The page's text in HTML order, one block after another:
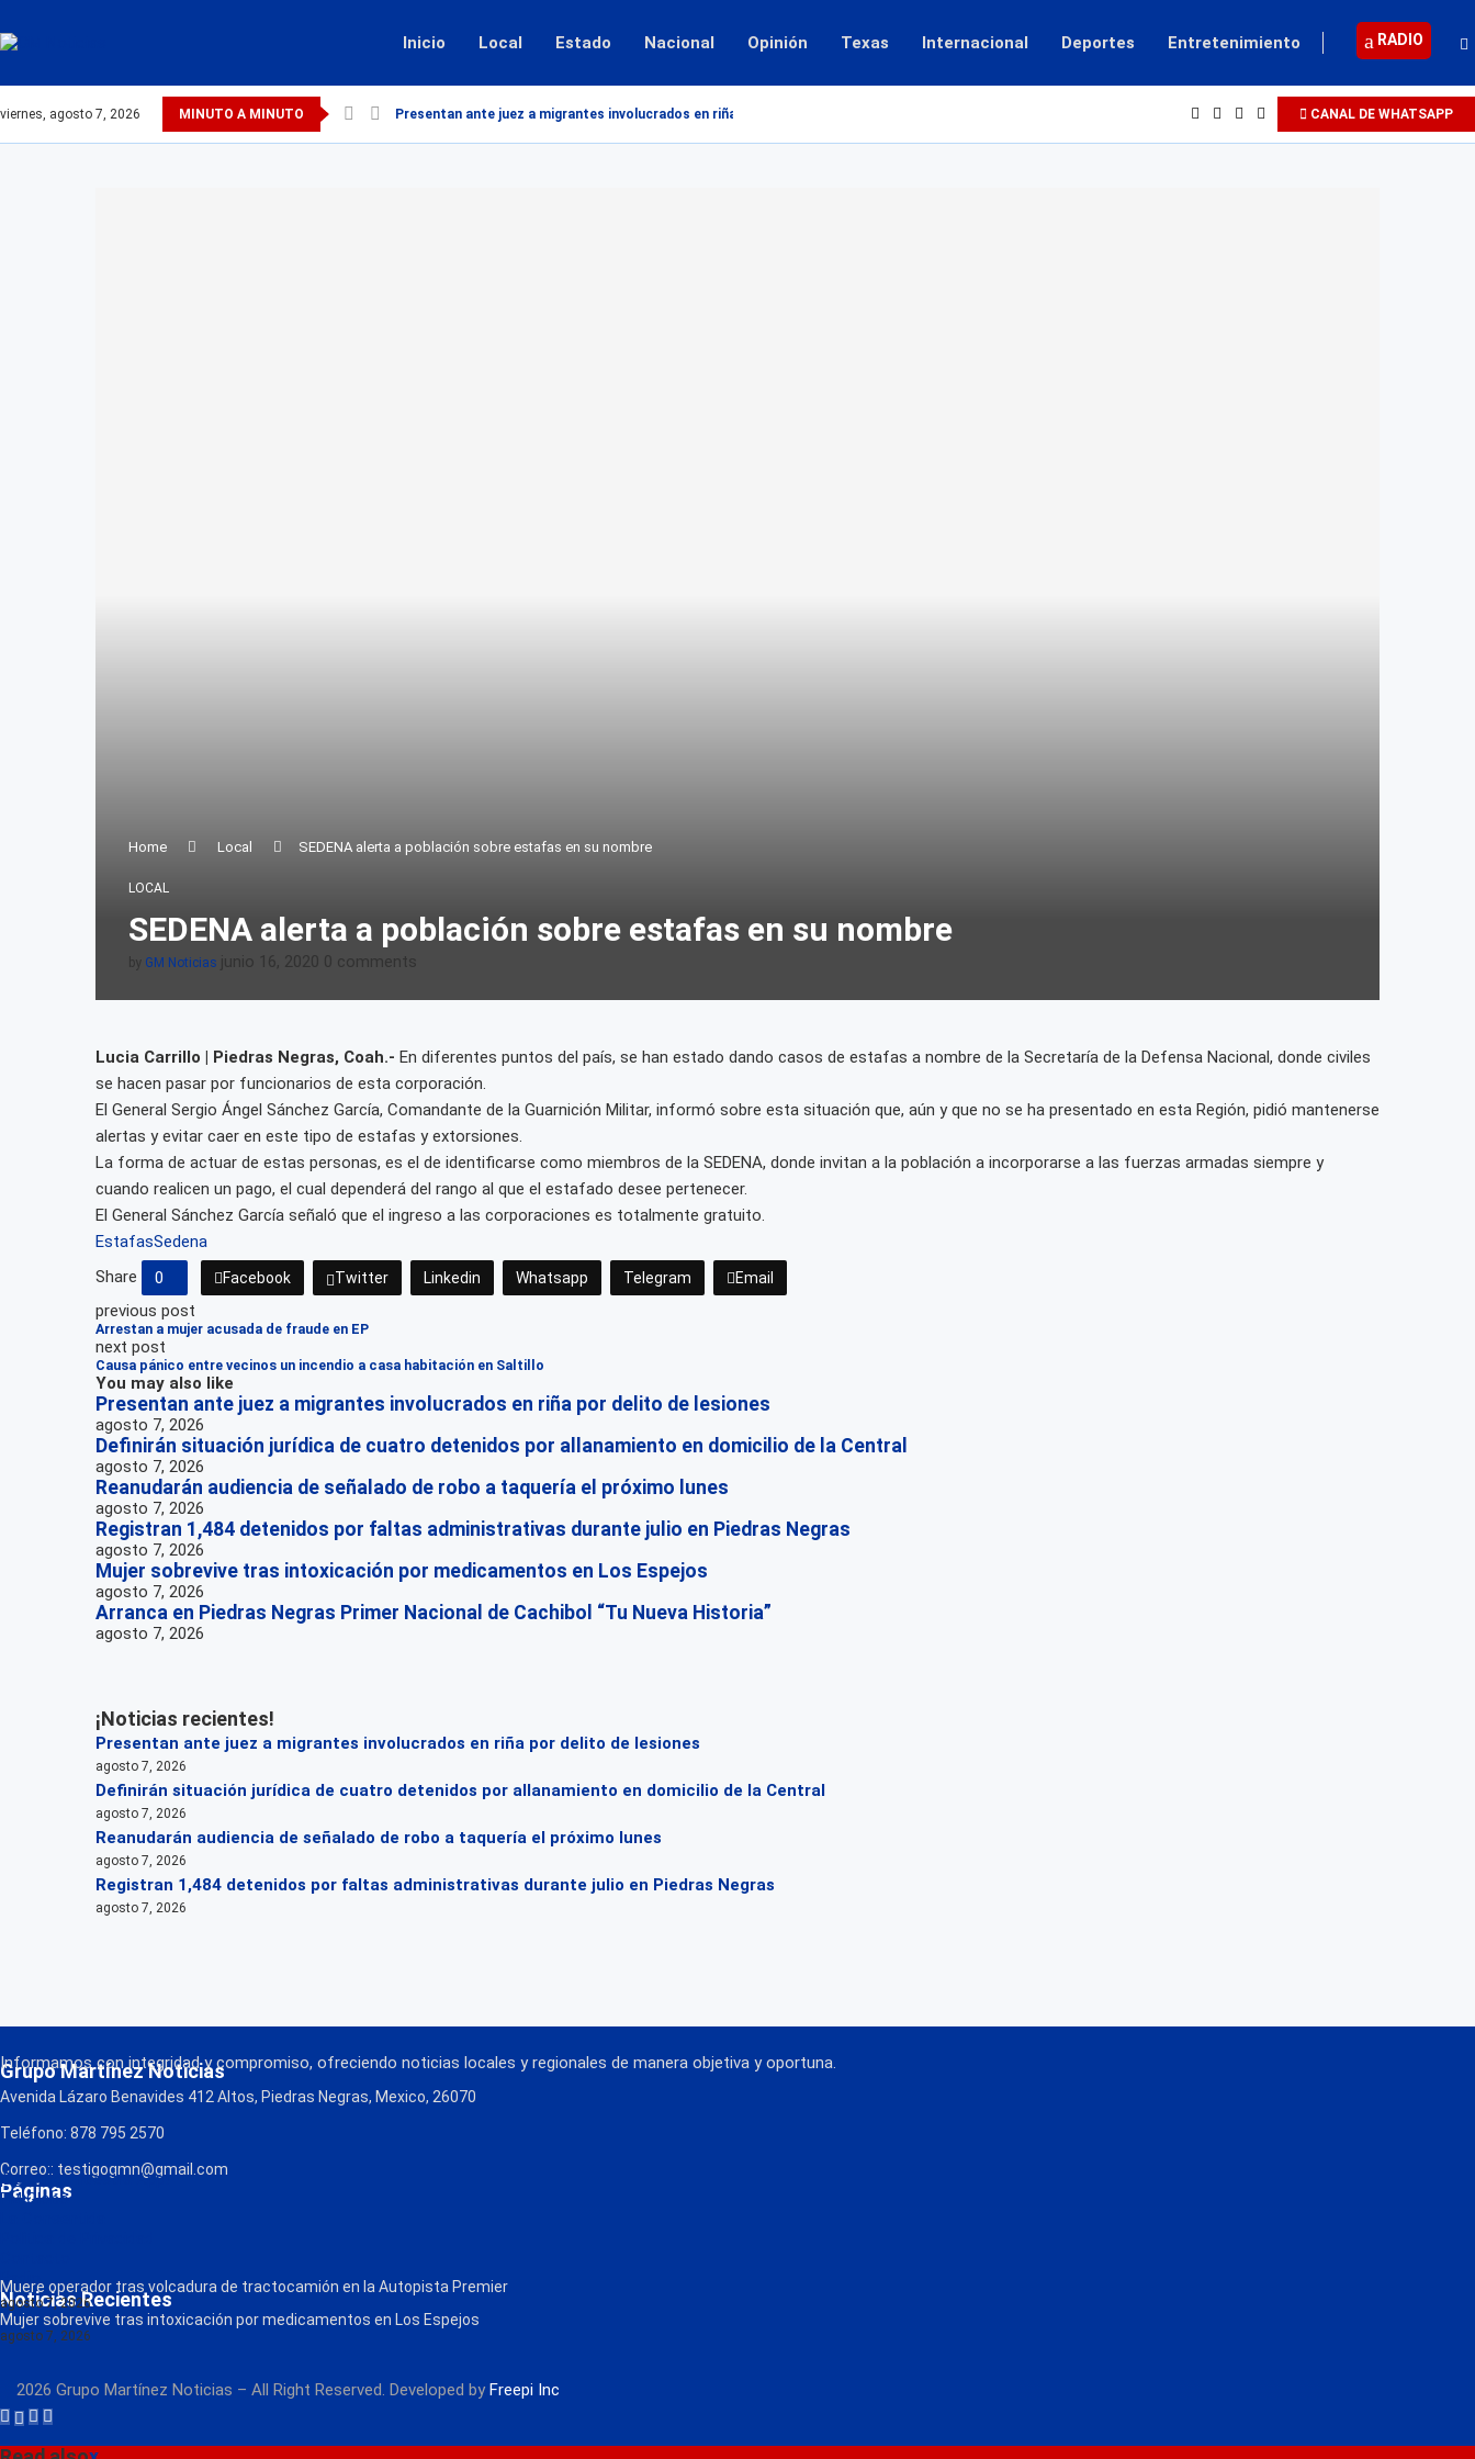
Inicio Local Estado Nacional Opinión Texas Internacional Deportes Entretenimiento RADIO
viernes, agosto 7, 2026 MINUTO A MINUTO Presentan ante juez a migrantes involucrados en riña por delito de... CANAL DE WHATSAPP
Home Local SEDENA alerta a población sobre estafas en su nombre
LOCAL
SEDENA alerta a población sobre estafas en su nombre
by GM Noticias junio 16, 2020 0 comments
Lucia Carrillo | Piedras Negras, Coah.- En diferentes puntos del país, se han estado dando casos de estafas a nombre de la Secretaría de la Defensa Nacional, donde civiles
se hacen pasar por funcionarios de esta corporación.
El General Sergio Ángel Sánchez García, Comandante de la Guarnición Militar, informó sobre esta situación que, aún y que no se ha presentado en esta Región, pidió mantenerse
alertas y evitar caer en este tipo de estafas y extorsiones.
La forma de actuar de estas personas, es el de identificarse como miembros de la SEDENA, donde invitan a la población a incorporarse a las fuerzas armadas siempre y
cuando realicen un pago, el cual dependerá del rango al que el estafado desee pertenecer.
El General Sánchez García señaló que el ingreso a las corporaciones es totalmente gratuito.
EstafasSedena
Share
0 Facebook Twitter Linkedin Whatsapp Telegram Email
previous post
Arrestan a mujer acusada de fraude en EP
next post
Causa pánico entre vecinos un incendio a casa habitación en Saltillo
You may also like
Presentan ante juez a migrantes involucrados en riña por delito de lesiones
agosto 7, 2026
Definirán situación jurídica de cuatro detenidos por allanamiento en domicilio de la Central
agosto 7, 2026
Reanudarán audiencia de señalado de robo a taquería el próximo lunes
agosto 7, 2026
Registran 1,484 detenidos por faltas administrativas durante julio en Piedras Negras
agosto 7, 2026
Mujer sobrevive tras intoxicación por medicamentos en Los Espejos
agosto 7, 2026
Arranca en Piedras Negras Primer Nacional de Cachibol “Tu Nueva Historia”
agosto 7, 2026
¡Noticias recientes!
Presentan ante juez a migrantes involucrados en riña por delito de lesiones
agosto 7, 2026
Definirán situación jurídica de cuatro detenidos por allanamiento en domicilio de la Central
agosto 7, 2026
Reanudarán audiencia de señalado de robo a taquería el próximo lunes
agosto 7, 2026
Registran 1,484 detenidos por faltas administrativas durante julio en Piedras Negras
agosto 7, 2026
Grupo Martínez Noticias
Informamos con integridad y compromiso, ofreciendo noticias locales y regionales de manera objetiva y oportuna.
Avenida Lázaro Benavides 412 Altos, Piedras Negras, Mexico, 26070
Teléfono: 878 795 2570
Correo:: testigogmn@gmail.com
Páginas
¡Descarga nuestra App!
FM Globo
Radio
Noticias Recientes
Muere operador tras volcadura de tractocamión en la Autopista Premier
agosto 7, 2026
Mujer sobrevive tras intoxicación por medicamentos en Los Espejos
agosto 7, 2026
2026 Grupo Martínez Noticias – All Right Reserved. Developed by Freepi Inc